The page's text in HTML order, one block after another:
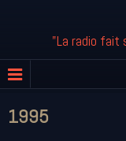
"La radio fait
1995